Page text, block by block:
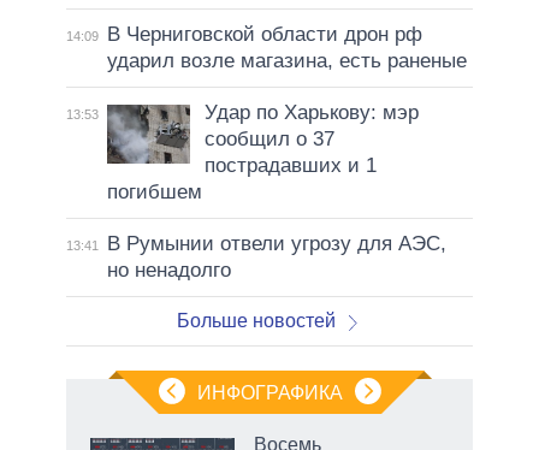
14:09
В Черниговской области дрон рф
ударил возле магазина, есть раненые
13:53
Удар по Харькову: мэр
сообщил о 37
пострадавших и 1
погибшем
13:41
В Румынии отвели угрозу для АЭС,
но ненадолго
Больше новостей
ИНФОГРАФИКА
Восемь